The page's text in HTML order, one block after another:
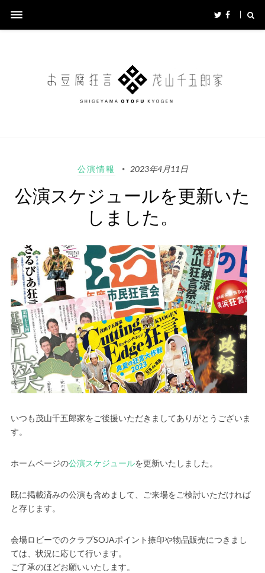
公演情報 2023年4月11日
公演スケジュールを更新いた
しました。
いつも茂山千五郎家をご後援いただきましてありがとうございま
す。
ホームページの公演スケジュールを更新いたしました。
既に掲載済みの公演も含めまして、ご来場をご検討いただければ
と存じます。
会場ロビーでのクラブSOJAポイント捺印や物品販売につきまし
ては、状況に応じて行います。
ご了承のほどお願いいたします。